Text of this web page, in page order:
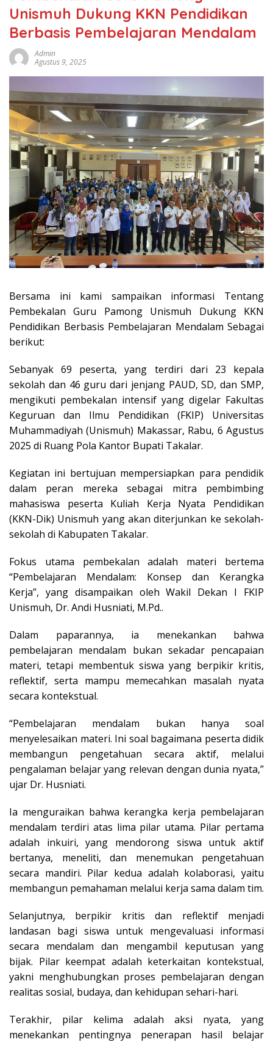
Unismuh Dukung KKN Pendidikan
Berbasis Pembelajaran Mendalam
Admin
Agustus 9, 2025
Bersama ini kami sampaikan informasi Tentang
Pembekalan Guru Pamong Unismuh Dukung KKN
Pendidikan Berbasis Pembelajaran Mendalam Sebagai
berikut:
Sebanyak 69 peserta, yang terdiri dari 23 kepala
sekolah dan 46 guru dari jenjang PAUD, SD, dan SMP,
mengikuti pembekalan intensif yang digelar Fakultas
Keguruan dan Ilmu Pendidikan (FKIP) Universitas
Muhammadiyah (Unismuh) Makassar, Rabu, 6 Agustus
2025 di Ruang Pola Kantor Bupati Takalar.
Kegiatan ini bertujuan mempersiapkan para pendidik
dalam peran mereka sebagai mitra pembimbing
mahasiswa peserta Kuliah Kerja Nyata Pendidikan
(KKN-Dik) Unismuh yang akan diterjunkan ke sekolah-
sekolah di Kabupaten Takalar.
Fokus utama pembekalan adalah materi bertema
“Pembelajaran Mendalam: Konsep dan Kerangka
Kerja”, yang disampaikan oleh Wakil Dekan I FKIP
Unismuh, Dr. Andi Husniati, M.Pd..
Dalam paparannya, ia menekankan bahwa
pembelajaran mendalam bukan sekadar pencapaian
materi, tetapi membentuk siswa yang berpikir kritis,
reflektif, serta mampu memecahkan masalah nyata
secara kontekstual.
“Pembelajaran mendalam bukan hanya soal
menyelesaikan materi. Ini soal bagaimana peserta didik
membangun pengetahuan secara aktif, melalui
pengalaman belajar yang relevan dengan dunia nyata,”
ujar Dr. Husniati.
Ia menguraikan bahwa kerangka kerja pembelajaran
mendalam terdiri atas lima pilar utama. Pilar pertama
adalah inkuiri, yang mendorong siswa untuk aktif
bertanya, meneliti, dan menemukan pengetahuan
secara mandiri. Pilar kedua adalah kolaborasi, yaitu
membangun pemahaman melalui kerja sama dalam tim.
Selanjutnya, berpikir kritis dan reflektif menjadi
landasan bagi siswa untuk mengevaluasi informasi
secara mendalam dan mengambil keputusan yang
bijak. Pilar keempat adalah keterkaitan kontekstual,
yakni menghubungkan proses pembelajaran dengan
realitas sosial, budaya, dan kehidupan sehari-hari.
Terakhir, pilar kelima adalah aksi nyata, yang
menekankan pentingnya penerapan hasil belajar